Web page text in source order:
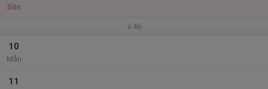
Sön
v.46
10
Mån
11